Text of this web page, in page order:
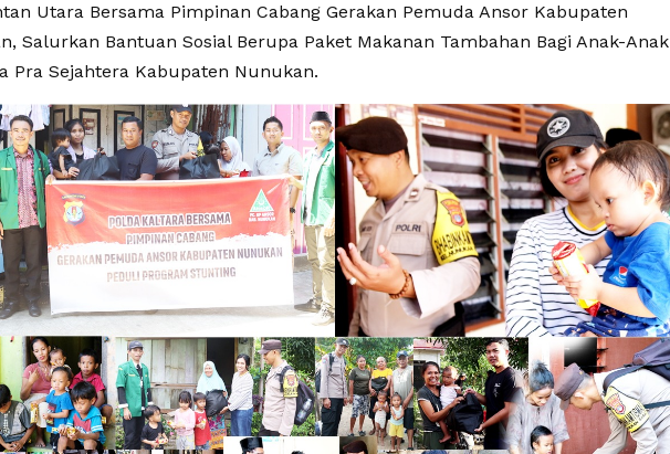
Utara Bersama Pimpinan Cabang Gerakan Pemuda Ansor Kabupaten
Salurkan Bantuan Sosial Berupa Paket Makanan Tambahan Bagi Anak-Anak
Pra Sejahtera Kabupaten Nunukan.